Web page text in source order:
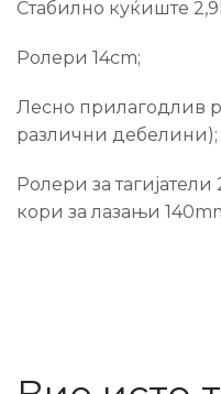
Стабилно куќиште
Ролери 14cm;
Лесно прилагодлив
различни дебелини);
Ролери за
кори за лазањи